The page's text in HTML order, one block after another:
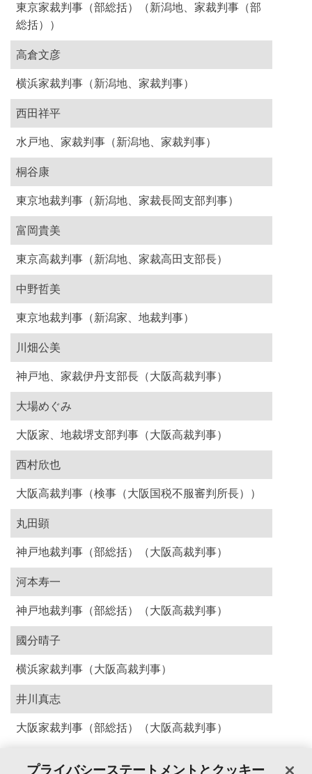
東京家裁判事（部総括）（新潟地、家裁判事（部
総括））
高倉文彦
横浜家裁判事（新潟地、家裁判事）
西田祥平
水戸地、家裁判事（新潟地、家裁判事）
桐谷康
東京地裁判事（新潟地、家裁長岡支部判事）
富岡貴美
東京高裁判事（新潟地、家裁高田支部長）
中野哲美
東京地裁判事（新潟家、地裁判事）
川畑公美
神戸地、家裁伊丹支部長（大阪高裁判事）
大場めぐみ
大阪家、地裁堺支部判事（大阪高裁判事）
西村欣也
大阪高裁判事（検事（大阪国税不服審判所長））
丸田顕
神戸地裁判事（部総括）（大阪高裁判事）
河本寿一
神戸地裁判事（部総括）（大阪高裁判事）
國分晴子
横浜家裁判事（大阪高裁判事）
井川真志
大阪家裁判事（部総括）（大阪高裁判事）
プライバシーステートメントとクッキー